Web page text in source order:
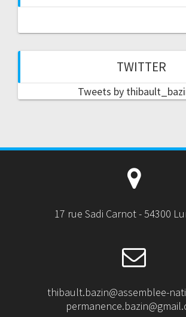
TWITTER
Tweets by
17 rue Sadi Carnot - 54300
thibault.bazin@assemblee-